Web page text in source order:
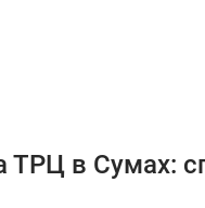
ТРЦ в Сумах: